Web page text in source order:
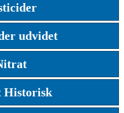
udvidet
Historisk